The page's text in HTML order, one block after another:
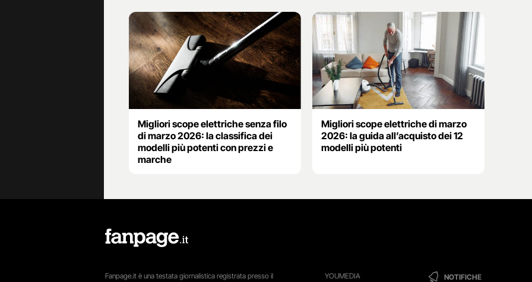
Migliori scope elettriche senza filo
di marzo 2026: la classifica dei
modelli più potenti con prezzi e
marche
Migliori scope elettriche di marzo
2026: la guida all’acquisto dei 12
modelli più potenti
YOUMEDIA NOTIFICHE
Fanpage.it è una testata giornalistica registrata presso il